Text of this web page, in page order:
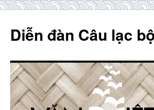
content
Diễn đàn Câu lạc